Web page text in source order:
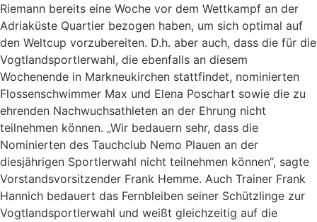
Riemann bereits eine Woche vor dem Wettkampf an der
Adriaküste Quartier bezogen haben, um sich optimal auf
den Weltcup vorzubereiten. D.h. aber auch, dass die für die
Vogtlandsportlerwahl, die ebenfalls an diesem
Wochenende in Markneukirchen stattfindet, nominierten
Flossenschwimmer Max und Elena Poschart sowie die zu
ehrenden Nachwuchsathleten an der Ehrung nicht
teilnehmen können. „Wir bedauern sehr, dass die
Nominierten des Tauchclub Nemo Plauen an der
diesjährigen Sportlerwahl nicht teilnehmen können“, sagte
Vorstandsvorsitzender Frank Hemme. Auch Trainer Frank
Hannich bedauert das Fernbleiben seiner Schützlinge zur
Vogtlandsportlerwahl und weißt gleichzeitig auf die